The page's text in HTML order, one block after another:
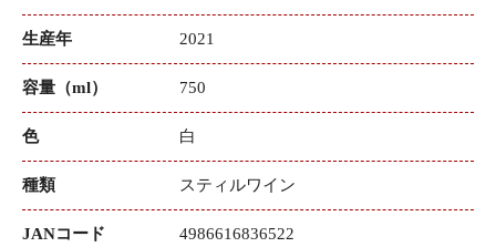
生産年 2021
容量（ml） 750
色 白
種類 スティルワイン
JANコード 4986616836522